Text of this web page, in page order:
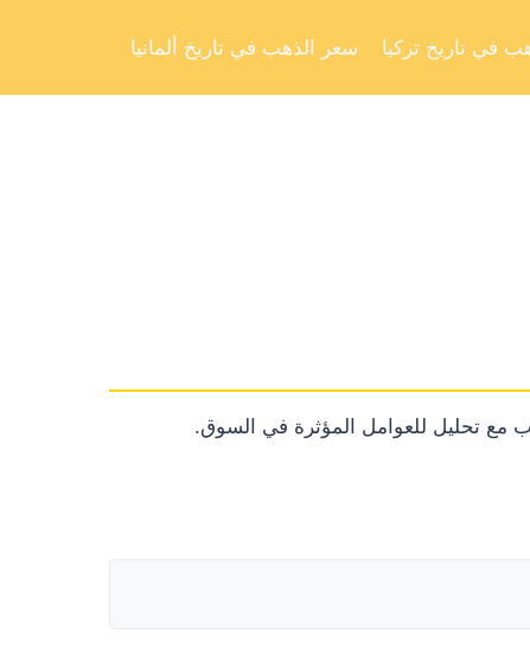
سعر الذهب في تاريخ ألمانيا في تاريخ تركيا
مع تحليل للعوامل المؤثرة في السوق.